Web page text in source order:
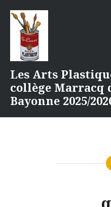
contenu
Les Arts
collège Marracq
Bayonne 2025/